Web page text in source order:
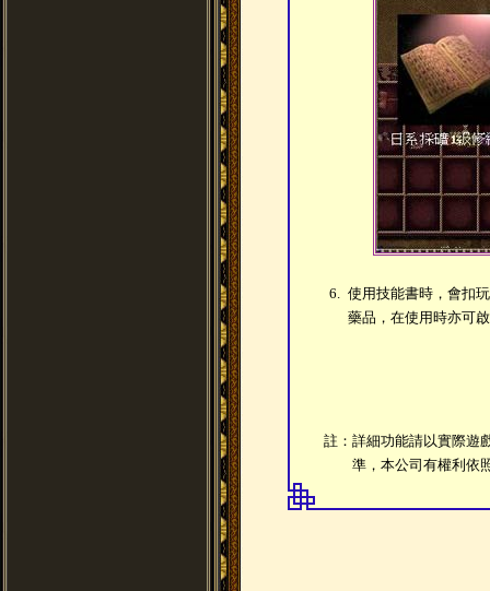
6. 使用技能書時，會扣
藥品，在使用時亦可
註：詳細功能請以實際遊
準，本公司有權利依